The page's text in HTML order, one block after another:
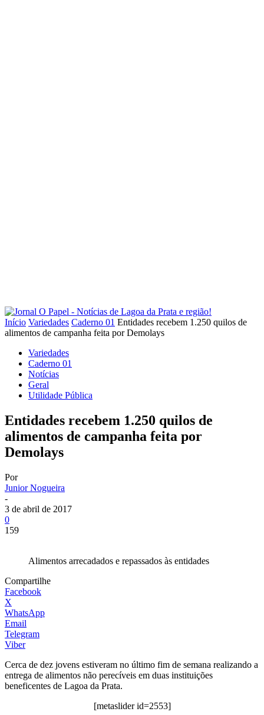
Início Variedades Caderno 01 Entidades recebem 1.250 quilos de
alimentos de campanha feita por Demolays
Variedades
Caderno 01
Notícias
Geral
Utilidade Pública
Entidades recebem 1.250 quilos de
alimentos de campanha feita por
Demolays
Por
Junior Nogueira
-
3 de abril de 2017
0
159
Alimentos arrecadados e repassados às entidades
Compartilhe
Facebook
X
WhatsApp
Email
Telegram
Viber
Cerca de dez jovens estiveram no último fim de semana realizando a
entrega de alimentos não perecíveis em duas instituições
beneficentes de Lagoa da Prata.
[metaslider id=2553]